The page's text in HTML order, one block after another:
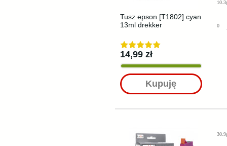
Tusz epson [T1802] cyan
13ml drekker
14,99 zł
Kupuję
0